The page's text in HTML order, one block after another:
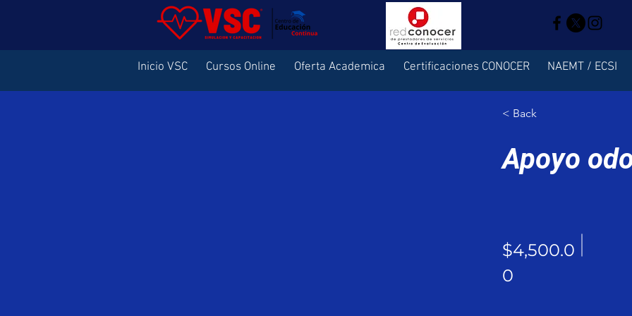
Inicio VSC Cursos Online Oferta Academica Certificaciones CONOCER NAEMT / ECSI
< Back
Apoyo
$4,500.0
0